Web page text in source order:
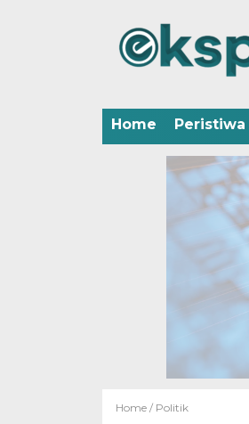
Home Peristiwa
Home / Politik